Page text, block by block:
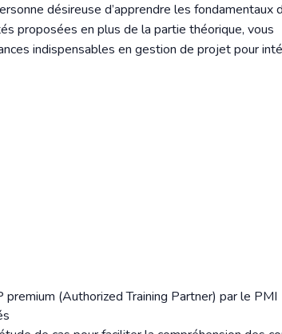
désireuse d’apprendre les fondamentaux
proposées en plus de la partie théorique, vous
indispensables en gestion de projet pour
premium (Authorized Training Partner) par le PMI